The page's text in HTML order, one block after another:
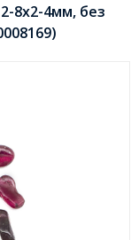
8x2-4мм, без